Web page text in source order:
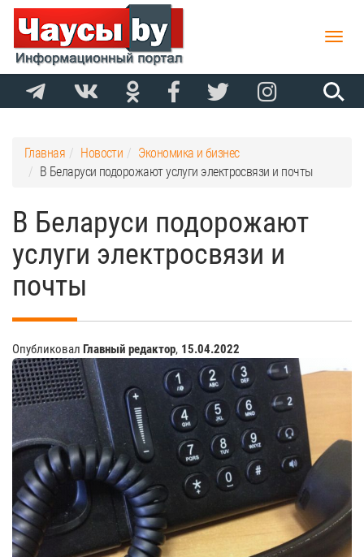
Toggle
Главная Новости
Экономика и бизнес
В Беларуси подорожают услуги электросвязи и почты
В Беларуси подорожают
услуги электросвязи и
почты
Опубликовал Главный редактор, 15.04.2022